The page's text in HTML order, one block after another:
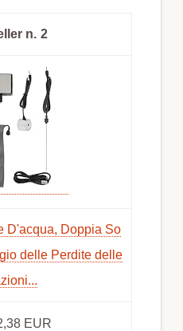
2
D'acqua, Doppia So
delle Perdite delle
EUR